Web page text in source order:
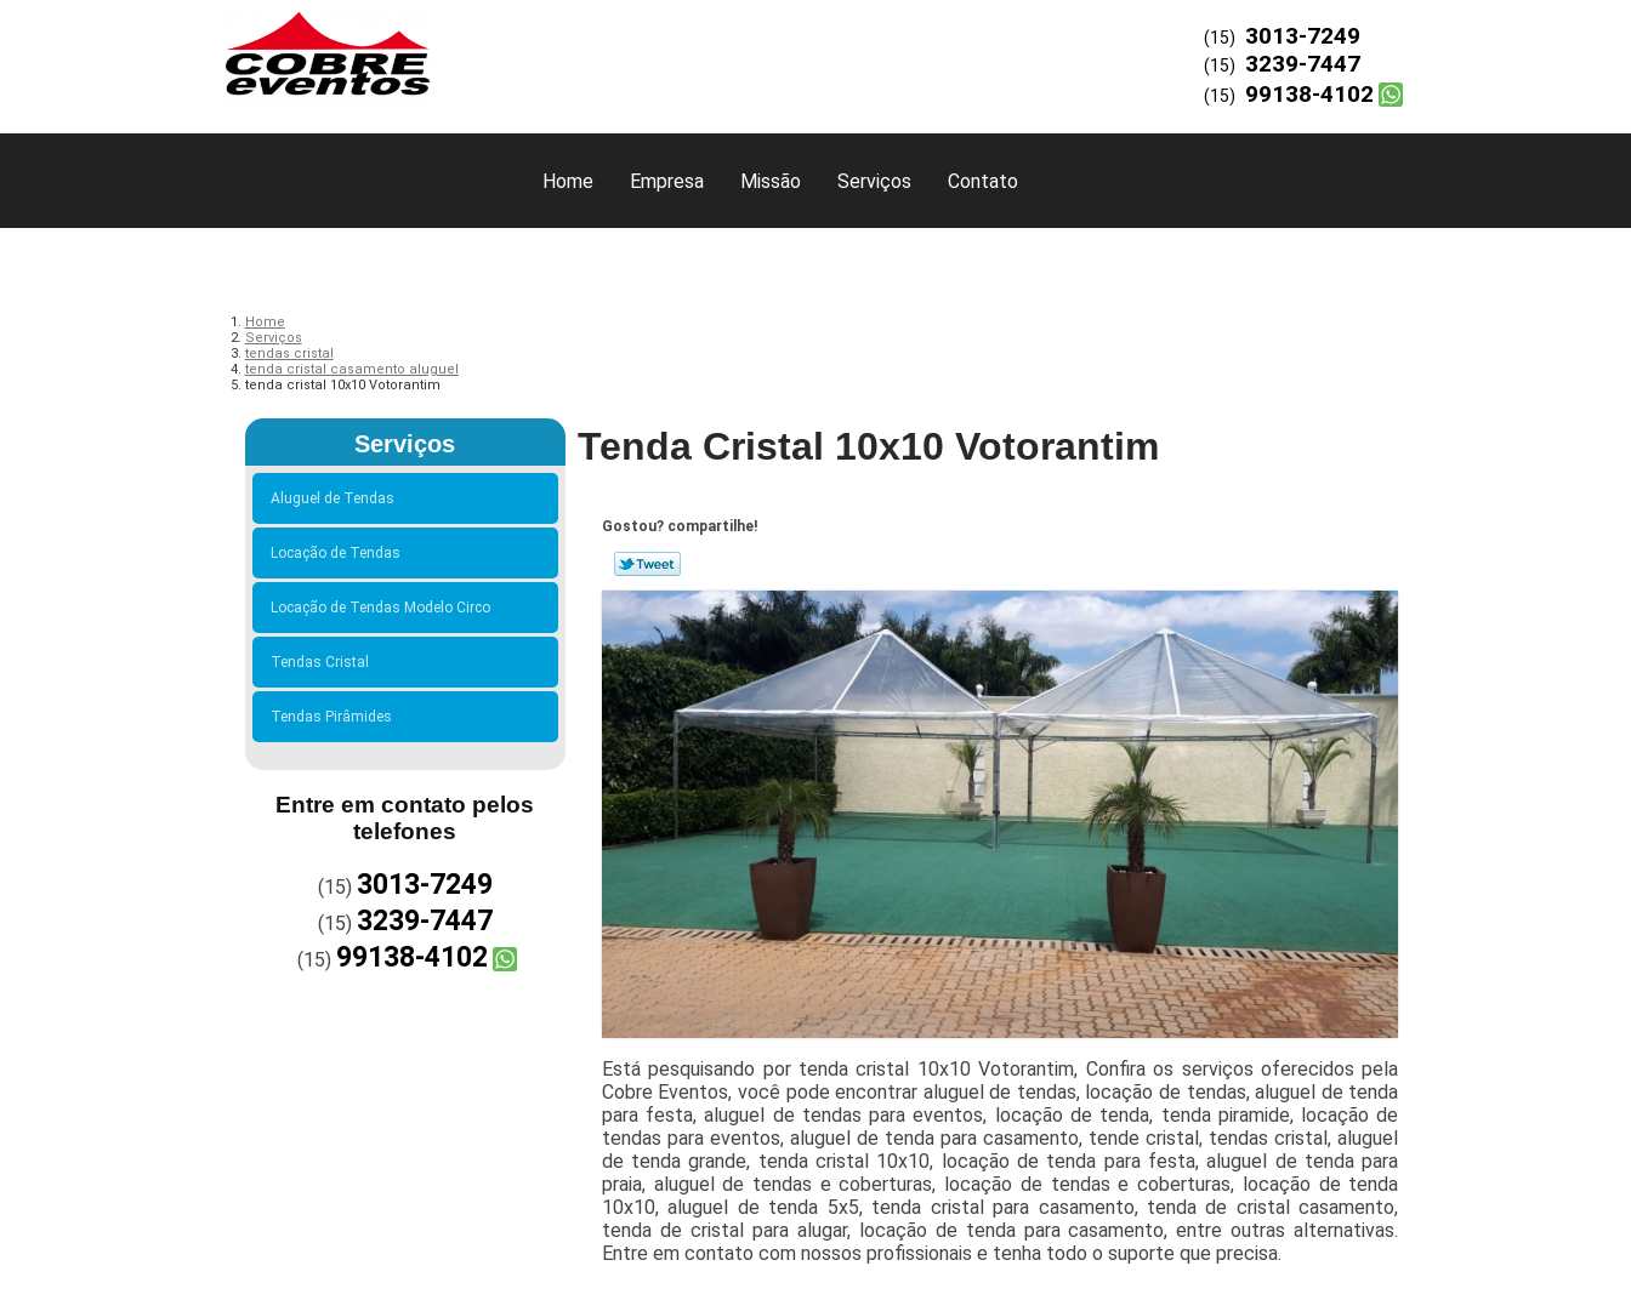
Home Empresa Missão Serviços Contato
(15) 3013-7249
(15) 3239-7447
(15) 99138-4102
Home
Serviços
tendas cristal
tenda cristal casamento aluguel
tenda cristal 10x10 Votorantim
Serviços
Aluguel de Tendas
Locação de Tendas
Locação de Tendas Modelo Circo
Tendas Cristal
Tendas Pirâmides
Entre em contato pelos
telefones
(15) 3013-7249
(15) 3239-7447
(15) 99138-4102
Tenda Cristal 10x10 Votorantim
Gostou? compartilhe!
Está pesquisando por tenda cristal 10x10 Votorantim, Confira os serviços oferecidos pela
Cobre Eventos, você pode encontrar aluguel de tendas, locação de tendas, aluguel de tenda
para festa, aluguel de tendas para eventos, locação de tenda, tenda piramide, locação de
tendas para eventos, aluguel de tenda para casamento, tende cristal, tendas cristal, aluguel
de tenda grande, tenda cristal 10x10, locação de tenda para festa, aluguel de tenda para
praia, aluguel de tendas e coberturas, locação de tendas e coberturas, locação de tenda
10x10, aluguel de tenda 5x5, tenda cristal para casamento, tenda de cristal casamento,
tenda de cristal para alugar, locação de tenda para casamento, entre outras alternativas.
Entre em contato com nossos profissionais e tenha todo o suporte que precisa.